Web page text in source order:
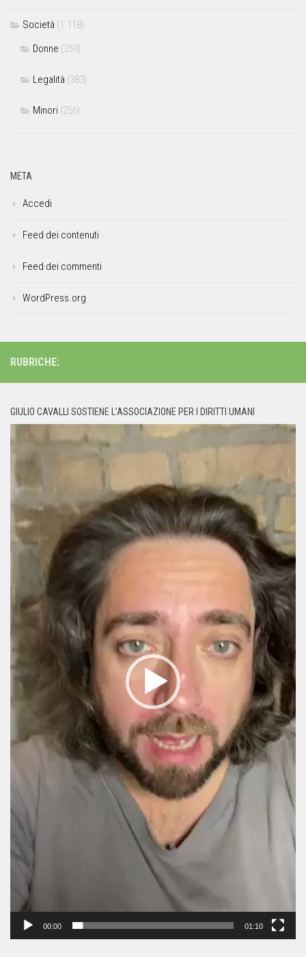
Società (1.118)
Donne (259)
Legalità (383)
Minori (256)
META
Accedi
Feed dei contenuti
Feed dei commenti
WordPress.org
RUBRICHE:
GIULIO CAVALLI SOSTIENE L’ASSOCIAZIONE PER I DIRITTI UMANI
Player
00:00 01:10